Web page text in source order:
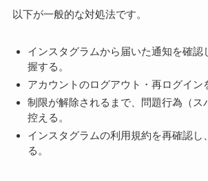
以下が一般的な対処法です。
インスタグラムから届いた通知を確認
握する。
アカウントのログアウト・再ログイン
制限が解除されるまで、問題行為（ス
控える。
インスタグラムの利用規約を再確認し
る。